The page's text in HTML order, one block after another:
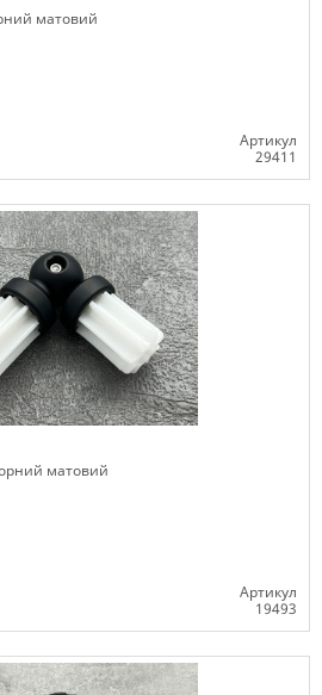
матовий
Артикул
29411
матовий
Артикул
19493